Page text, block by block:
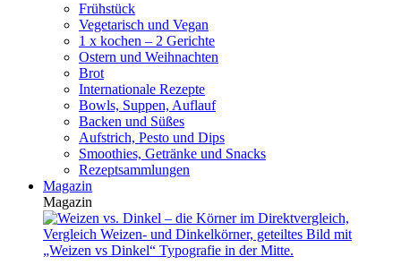
Frühstück
Vegetarisch und Vegan
1 x kochen – 2 Gerichte
Ostern und Weihnachten
Brot
Internationale Rezepte
Bowls, Suppen, Auflauf
Backen und Süßes
Aufstrich, Pesto und Dips
Smoothies, Getränke und Snacks
Rezeptsammlungen
Magazin
Magazin